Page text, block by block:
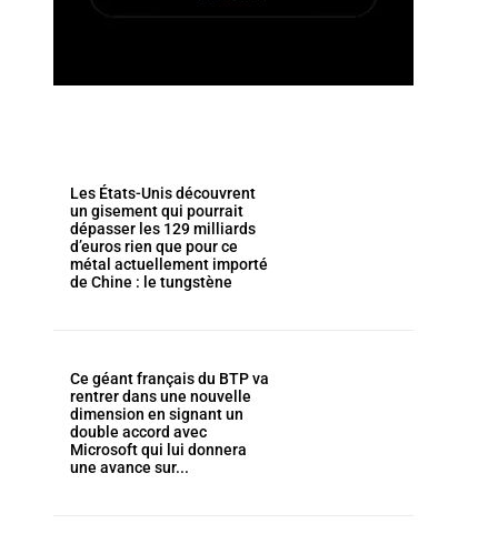
Les États-Unis découvrent
un gisement qui pourrait
dépasser les 129 milliards
d’euros rien que pour ce
métal actuellement importé
de Chine : le tungstène
Ce géant français du BTP va
rentrer dans une nouvelle
dimension en signant un
double accord avec
Microsoft qui lui donnera
une avance sur...